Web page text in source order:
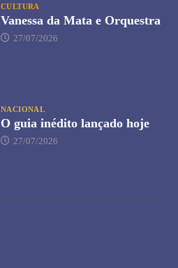
CULTURA
Vanessa da Mata e Orquestra
27/07/2026
NACIONAL
O guia inédito lançado hoje
27/07/2026